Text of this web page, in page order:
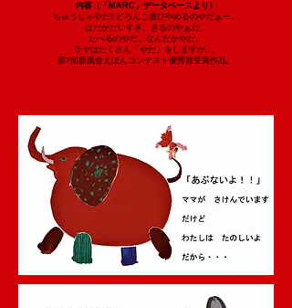
内容（「MARC」データベースより）
ちゅうしゃやだ!! どろんこ遊びやめるのやだぁー。
はだかだいすき。きるのやぁだ。
たべるのやだ。なんだかやだ。
ラヤはたくさん「やだ」をしますが…。
第7回新風舎えほんコンテスト優秀賞受賞作品。